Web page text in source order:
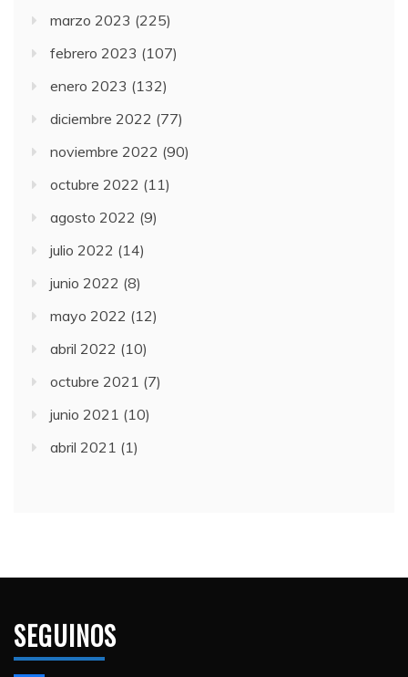
marzo 2023 (225)
febrero 2023 (107)
enero 2023 (132)
diciembre 2022 (77)
noviembre 2022 (90)
octubre 2022 (11)
agosto 2022 (9)
julio 2022 (14)
junio 2022 (8)
mayo 2022 (12)
abril 2022 (10)
octubre 2021 (7)
junio 2021 (10)
abril 2021 (1)
SEGUINOS